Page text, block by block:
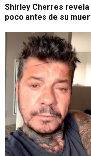
Shirley Cherres revela
poco antes de su